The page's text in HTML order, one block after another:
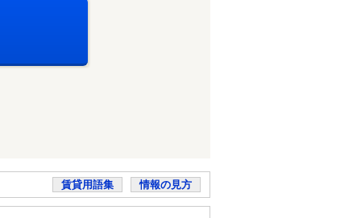
賃貸用語集 情報の見方